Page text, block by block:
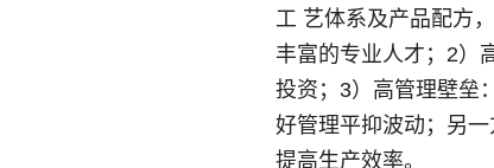
工 艺体系及产品配方
丰富的专业人才；2）
投资；3）高管理壁垒
好管理平抑波动；另
提高生产效率。